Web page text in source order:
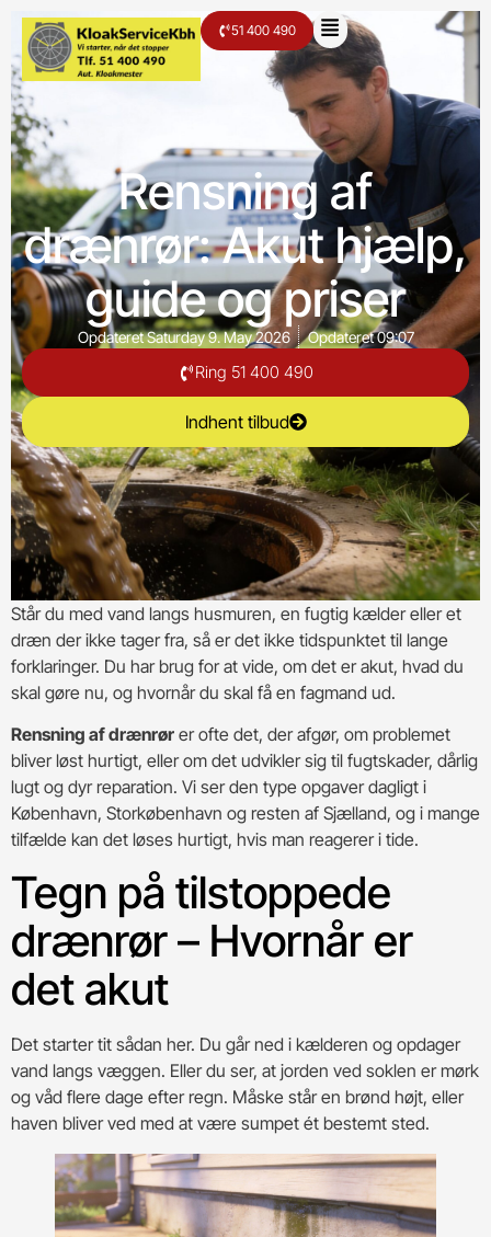
51 400 490
Rensning af
drænrør: Akut hjælp,
guide og priser
OpdateretSaturday 9. May 2026 Opdateret09:07
Ring 51 400 490
Indhent tilbud
Står du med vand langs husmuren, en fugtig kælder eller et
dræn der ikke tager fra, så er det ikke tidspunktet til lange
forklaringer. Du har brug for at vide, om det er akut, hvad du
skal gøre nu, og hvornår du skal få en fagmand ud.
Rensning af drænrør er ofte det, der afgør, om problemet
bliver løst hurtigt, eller om det udvikler sig til fugtskader, dårlig
lugt og dyr reparation. Vi ser den type opgaver dagligt i
København, Storkøbenhavn og resten af Sjælland, og i mange
tilfælde kan det løses hurtigt, hvis man reagerer i tide.
Tegn på tilstoppede
drænrør – Hvornår er
det akut
Det starter tit sådan her. Du går ned i kælderen og opdager
vand langs væggen. Eller du ser, at jorden ved soklen er mørk
og våd flere dage efter regn. Måske står en brønd højt, eller
haven bliver ved med at være sumpet ét bestemt sted.